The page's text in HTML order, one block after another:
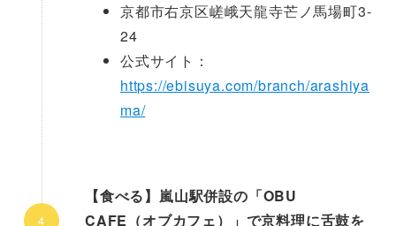
京都市右京区嵯峨天龍寺芒ノ馬場町3-
24
公式サイト：
https://ebisuya.com/branch/arashiya
ma/
【食べる】嵐山駅併設の「OBU
CAFE（オブカフェ）」で京料理に舌鼓を